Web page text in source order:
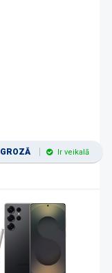
GROZĀ Ir veikalā